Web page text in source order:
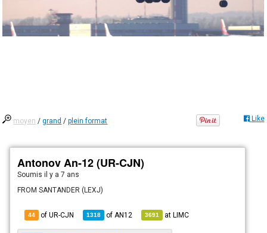
moyen /grand /plein format Like
Antonov An-12 (UR-CJN)
Soumisil y a 7 ans
FROM SANTANDER (LEXJ)
44 of UR-CJN 1318 of AN12 3691 atLIMC